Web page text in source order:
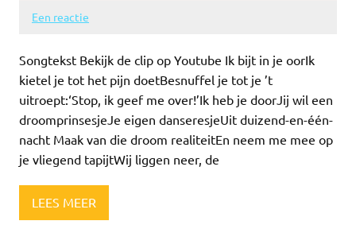
Een reactie
Songtekst Bekijk de clip op Youtube Ik bijt in je oorIk
kietel je tot het pijn doetBesnuffel je tot je ’t
uitroept:‘Stop, ik geef me over!’Ik heb je doorJij wil een
droomprinsesjeJe eigen danseresjeUit duizend-en-één-
nacht Maak van die droom realiteitEn neem me mee op
je vliegend tapijtWij liggen neer, de
LEES MEER